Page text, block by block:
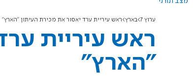
ערוץ 7 בארץ ראש עיריית ערד יאסור את מכירת העיתון "הארץ"
ראש עיריית
"הארץ"